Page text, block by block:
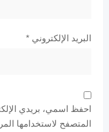
البريد الإلكتروني *
احفظ اسمي، بريدي
المتصفح لاستخدامها